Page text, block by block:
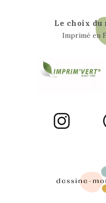
Le choix du
Imprimé en